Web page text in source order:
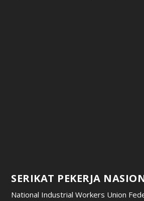
SERIKAT PEKERJA
National Industrial Workers Union